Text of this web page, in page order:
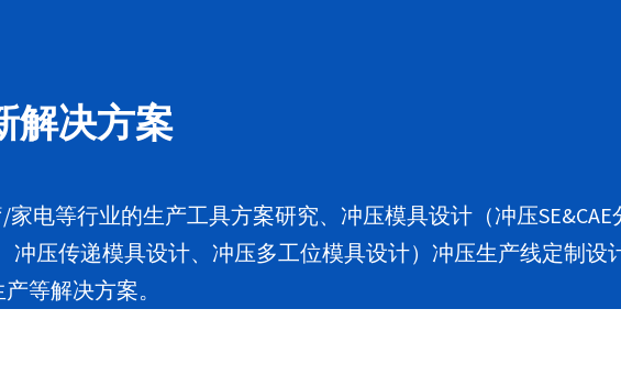
解决方案
家电等行业的生产工具方案研究、冲压模具设计（冲压
冲压传递模具设计、冲压多工位模具设计）冲压生产线定制设
等解决方案。